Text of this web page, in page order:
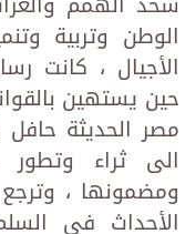
الوطن وتربية
الأجيال ، كانت
حين يستهين
مصر الحديثة حافل
الى ثراء وتطور
ومضمونها ،
الأحداث فى